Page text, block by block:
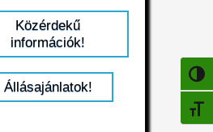
Közérdekű
információk!
Állásajánlatok!